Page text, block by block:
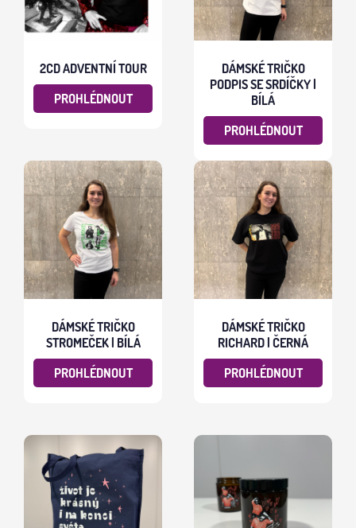
2CD ADVENTNÍ TOUR
PROHLÉDNOUT
DÁMSKÉ TRIČKO
PODPIS SE SRDÍČKY |
BÍLÁ
PROHLÉDNOUT
DÁMSKÉ TRIČKO
STROMEČEK | BÍLÁ
PROHLÉDNOUT
DÁMSKÉ TRIČKO
RICHARD | ČERNÁ
PROHLÉDNOUT